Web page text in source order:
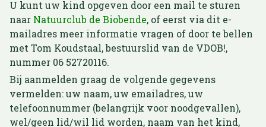
U kunt uw kind opgeven door een mail te sturen
naar Natuurclub de Biobende, of eerst via dit e-
mailadres meer informatie vragen of door te bellen
met Tom Koudstaal, bestuurslid van de VDOB!,
nummer 06 52720116.
Bij aanmelden graag de volgende gegevens
vermelden: uw naam, uw emailadres, uw
telefoonnummer (belangrijk voor noodgevallen),
wel/geen lid/wil lid worden, naam van het kind,